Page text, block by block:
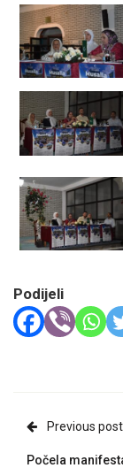
Podijeli
Previous post
Počela